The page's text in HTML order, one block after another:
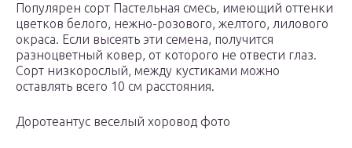
Популярен сорт Пастельная смесь, имеющий оттенки
цветков белого, нежно-розового, желтого, лилового
окраса. Если высеять эти семена, получится
разноцветный ковер, от которого не отвести глаз.
Сорт низкорослый, между кустиками можно
оставлять всего 10 см расстояния.
Доротеантус веселый хоровод фото